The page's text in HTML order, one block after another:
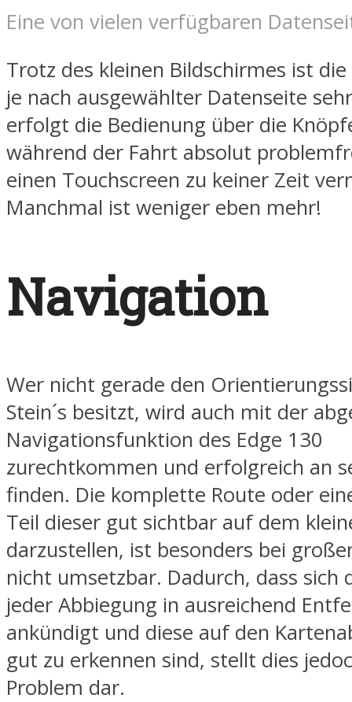
Eine von vielen verfügbaren
Trotz des kleinen Bildschirmes ist
je nach ausgewählter Datenseite
erfolgt die Bedienung über die
während der Fahrt absolut
einen Touchscreen zu keiner Zeit
Manchmal ist weniger eben mehr!
Navigation
Wer nicht gerade den
Stein´s besitzt, wird auch mit der
Navigationsfunktion des Edge 130
zurechtkommen und erfolgreich an
finden. Die komplette Route oder
Teil dieser gut sichtbar auf dem
darzustellen, ist besonders bei
nicht umsetzbar. Dadurch, dass sich
jeder Abbiegung in ausreichend
ankündigt und diese auf den
gut zu erkennen sind, stellt dies
Problem dar.